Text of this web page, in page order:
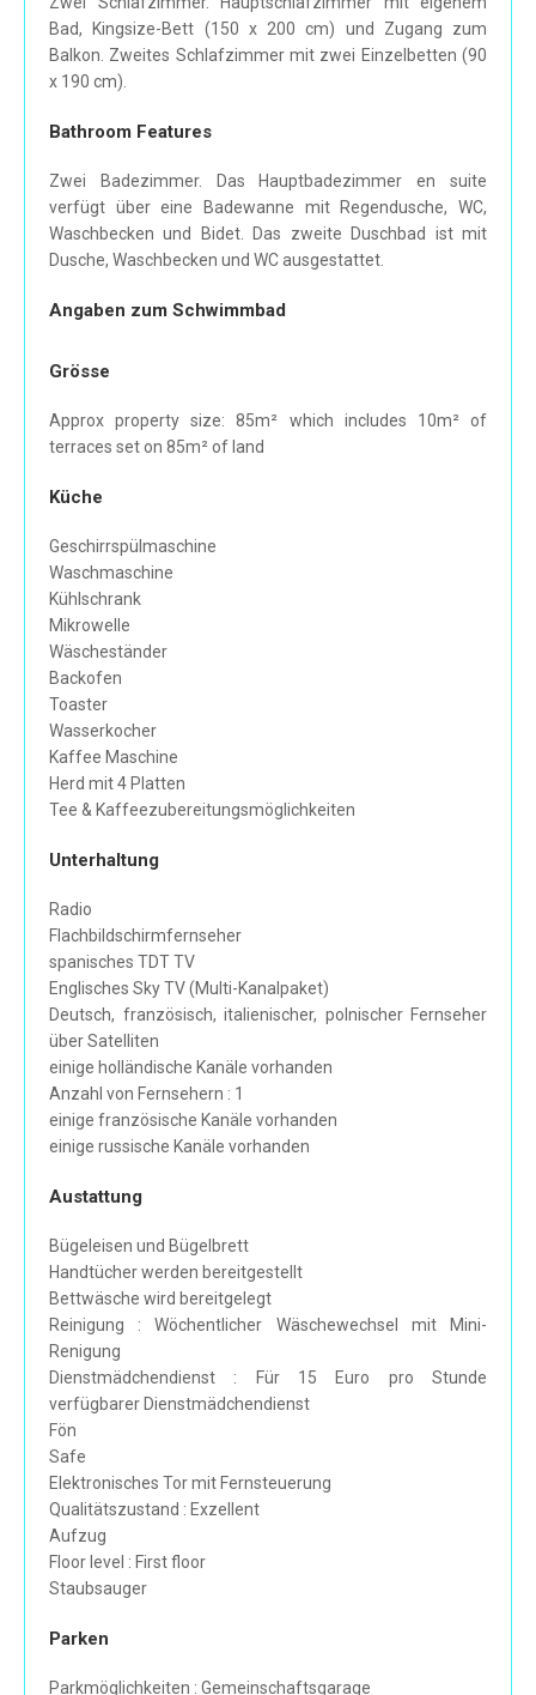
Bad, Kingsize-Bett (150 x 200 cm) und Zugang zum
Balkon. Zweites Schlafzimmer mit zwei Einzelbetten (90
x 190 cm).
Bathroom Features
Zwei Badezimmer. Das Hauptbadezimmer en suite
verfügt über eine Badewanne mit Regendusche, WC,
Waschbecken und Bidet. Das zweite Duschbad ist mit
Dusche, Waschbecken und WC ausgestattet.
Angaben zum Schwimmbad
Grösse
Approx property size: 85m² which includes 10m² of
terraces set on 85m² of land
Küche
Geschirrspülmaschine
Waschmaschine
Kühlschrank
Mikrowelle
Wäscheständer
Backofen
Toaster
Wasserkocher
Kaffee Maschine
Herd mit 4 Platten
Tee & Kaffeezubereitungsmöglichkeiten
Unterhaltung
Radio
Flachbildschirmfernseher
spanisches TDT TV
Englisches Sky TV (Multi-Kanalpaket)
Deutsch, französisch, italienischer, polnischer Fernseher
über Satelliten
einige holländische Kanäle vorhanden
Anzahl von Fernsehern : 1
einige französische Kanäle vorhanden
einige russische Kanäle vorhanden
Austattung
Bügeleisen und Bügelbrett
Handtücher werden bereitgestellt
Bettwäsche wird bereitgelegt
Reinigung : Wöchentlicher Wäschewechsel mit Mini-
Renigung
Dienstmädchendienst : Für 15 Euro pro Stunde
verfügbarer Dienstmädchendienst
Fön
Safe
Elektronisches Tor mit Fernsteuerung
Qualitätszustand : Exzellent
Aufzug
Floor level : First floor
Staubsauger
Parken
Parkmöglichkeiten : Gemeinschaftsgarage